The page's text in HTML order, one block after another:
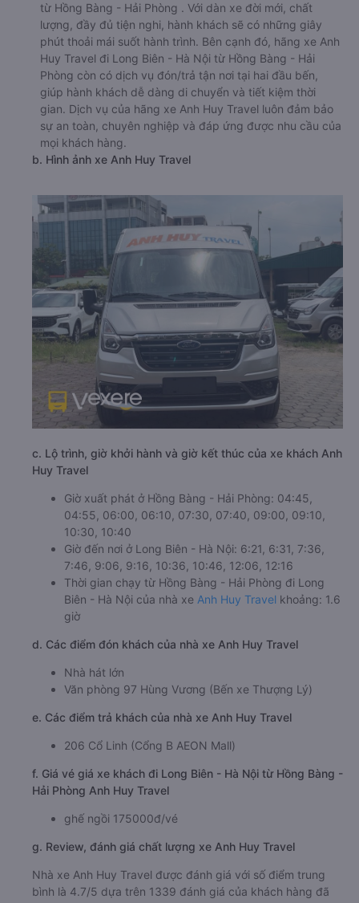
từ Hồng Bàng - Hải Phòng . Với dàn xe đời mới, chất
lượng, đầy đủ tiện nghi, hành khách sẽ có những giây
phút thoải mái suốt hành trình. Bên cạnh đó, hãng xe Anh
Huy Travel đi Long Biên - Hà Nội từ Hồng Bàng - Hải
Phòng còn có dịch vụ đón/trả tận nơi tại hai đầu bến,
giúp hành khách dễ dàng di chuyển và tiết kiệm thời
gian. Dịch vụ của hãng xe Anh Huy Travel luôn đảm bảo
sự an toàn, chuyên nghiệp và đáp ứng được nhu cầu của
mọi khách hàng.
b. Hình ảnh xe Anh Huy Travel
c. Lộ trình, giờ khởi hành và giờ kết thúc của xe khách Anh
Huy Travel
Giờ xuất phát ở Hồng Bàng - Hải Phòng: 04:45,
04:55, 06:00, 06:10, 07:30, 07:40, 09:00, 09:10,
10:30, 10:40
Giờ đến nơi ở Long Biên - Hà Nội: 6:21, 6:31, 7:36,
7:46, 9:06, 9:16, 10:36, 10:46, 12:06, 12:16
Thời gian chạy từ Hồng Bàng - Hải Phòng đi Long
Biên - Hà Nội của nhà xe Anh Huy Travel khoảng: 1.6
giờ
d. Các điểm đón khách của nhà xe Anh Huy Travel
Nhà hát lớn
Văn phòng 97 Hùng Vương (Bến xe Thượng Lý)
e. Các điểm trả khách của nhà xe Anh Huy Travel
206 Cổ Linh (Cổng B AEON Mall)
f. Giá vé giá xe khách đi Long Biên - Hà Nội từ Hồng Bàng -
Hải Phòng Anh Huy Travel
ghế ngồi 175000đ/vé
g. Review, đánh giá chất lượng xe Anh Huy Travel
Nhà xe Anh Huy Travel được đánh giá với số điểm trung
bình là 4.7/5 dựa trên 1339 đánh giá của khách hàng đã